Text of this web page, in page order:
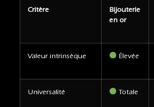
Critère
Bijouterie
en or
Valeur intrinsèque
Élevée
Universalité
Totale